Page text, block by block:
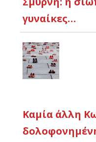
γυναίκες…
Καμία άλλη